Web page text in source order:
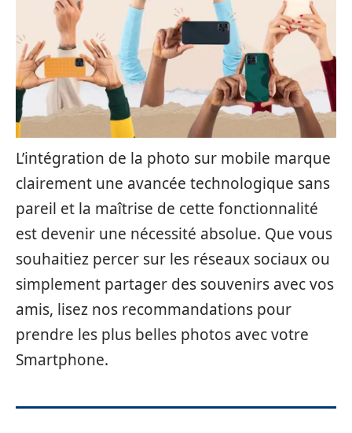
L’intégration de la photo sur mobile marque
clairement une avancée technologique sans
pareil et la maîtrise de cette fonctionnalité
est devenir une nécessité absolue. Que vous
souhaitiez percer sur les réseaux sociaux ou
simplement partager des souvenirs avec vos
amis, lisez nos recommandations pour
prendre les plus belles photos avec votre
Smartphone.